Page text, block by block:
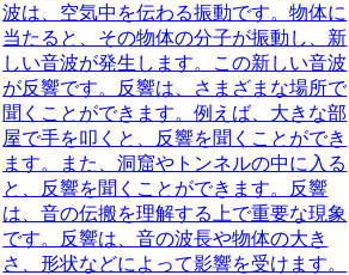
波は、空気中を伝わる振動です。物体に
当たると、その物体の分子が振動し、新
しい音波が発生します。この新しい音波
が反響です。反響は、さまざまな場所で
聞くことができます。例えば、大きな部
屋で手を叩くと、反響を聞くことができ
ます。また、洞窟やトンネルの中に入る
と、反響を聞くことができます。反響
は、音の伝搬を理解する上で重要な現象
です。反響は、音の波長や物体の大き
さ、形状などによって影響を受けます。